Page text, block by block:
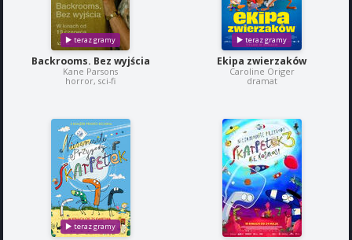
Backrooms. Bez wyjścia
Kane Parsons
horror, sci-fi
Ekipa zwierzaków
Caroline Origer
dramat